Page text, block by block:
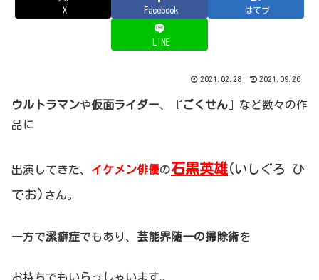
X Facebook はてブ
LINE
2021.02.28 2021.09.26
ウルトラマンや仮面ライダー、『ごくせん 』など数々の作
品に
出演してきた、 イケメン俳優の石黒英雄( いしぐろ ひ
でお) さん。
一方で潔癖症でもあり、 芸能界随一の掃除術を
お持ちでもいらっしゃいます。